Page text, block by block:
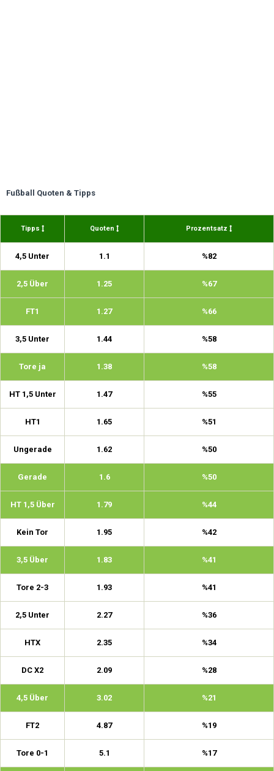
Fußball Quoten & Tipps
Tipps Quoten Prozentsatz
4,5 Unter 1.1 %82
2,5 Über 1.25 %67
FT1 1.27 %66
3,5 Unter 1.44 %58
Tore ja 1.38 %58
HT 1,5 Unter 1.47 %55
HT1 1.65 %51
Ungerade 1.62 %50
Gerade 1.6 %50
HT 1,5 Über 1.79 %44
Kein Tor 1.95 %42
3,5 Über 1.83 %41
Tore 2-3 1.93 %41
2,5 Unter 2.27 %36
HTX 2.35 %34
DC X2 2.09 %28
4,5 Über 3.02 %21
FT2 4.87 %19
Tore 0-1 5.1 %17